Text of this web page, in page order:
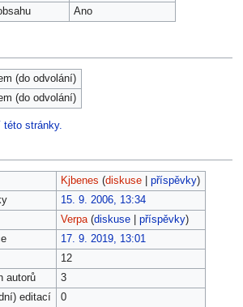
Ano
(do odvolání)
(do odvolání)
této stránky.
Kjbenes (diskuse| příspěvky)
15. 9. 2006, 13:34
Verpa (diskuse| příspěvky)
17. 9. 2019, 13:01
12
autorů
3
editací
0